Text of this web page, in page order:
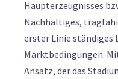
Haupterzeugnisses
Nachhaltiges,
erster Linie ständiges
Marktbedingungen.
Ansatz, der das